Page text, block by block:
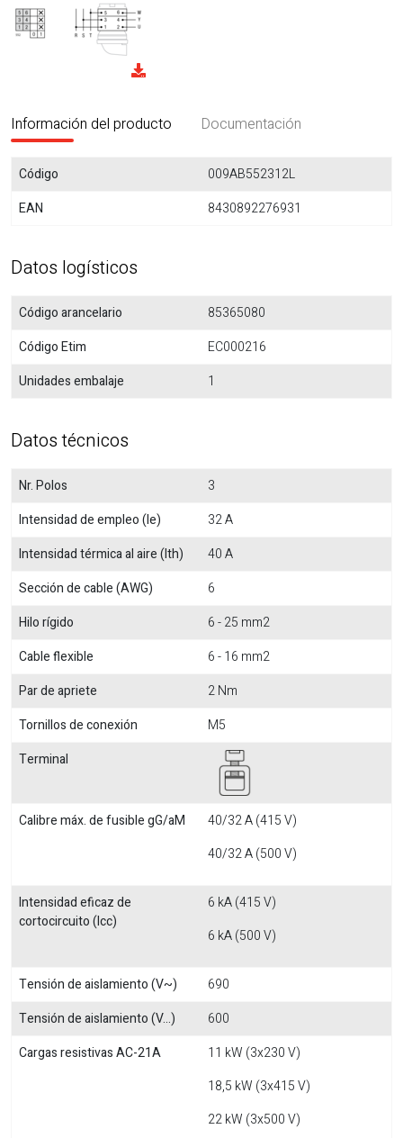
Información del producto Documentación
Código
009AB552312L
EAN
8430892276931
Datos logísticos
Código arancelario
85365080
Código Etim
EC000216
Unidades embalaje
1
Datos técnicos
Nr. Polos
3
Intensidad de empleo (Ie)
32 A
Intensidad térmica al aire (Ith)
40 A
Sección de cable (AWG)
6
Hilo rígido
6 - 25 mm2
Cable flexible
6 - 16 mm2
Par de apriete
2 Nm
Tornillos de conexión
M5
Terminal
Calibre máx. de fusible gG/aM
40/32 A (415 V)
40/32 A (500 V)
Intensidad eficaz de
cortocircuito (Icc)
6 kA (415 V)
6 kA (500 V)
Tensión de aislamiento (V~)
690
Tensión de aislamiento (V...)
600
Cargas resistivas AC-21A
11 kW (3x230 V)
18,5 kW (3x415 V)
22 kW (3x500 V)